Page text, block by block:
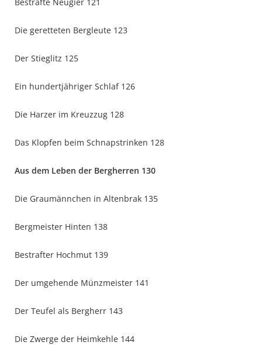
Die geretteten Bergleute 123
Der Stieglitz 125
Ein hundertjähriger Schlaf 126
Die Harzer im Kreuzzug 128
Das Klopfen beim Schnapstrinken 128
Aus dem Leben der Bergherren 130
Die Graumännchen in Altenbrak 135
Bergmeister Hinten 138
Bestrafter Hochmut 139
Der umgehende Münzmeister 141
Der Teufel als Bergherr 143
Die Zwerge der Heimkehle 144